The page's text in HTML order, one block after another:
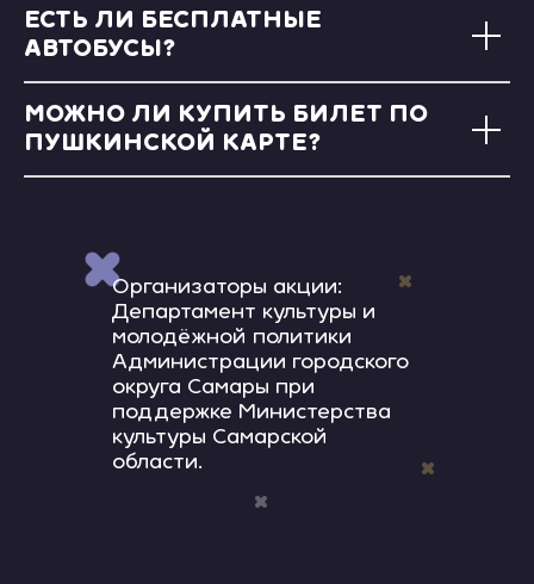
ЕСТЬ ЛИ БЕСПЛАТНЫЕ
АВТОБУСЫ?
МОЖНО ЛИ КУПИТЬ БИЛЕТ ПО
ПУШКИНСКОЙ КАРТЕ?
Организаторы акции:
Департамент культуры и
молодёжной политики
Администрации городского
округа Самары при
поддержке Министерства
культуры Самарской
области.